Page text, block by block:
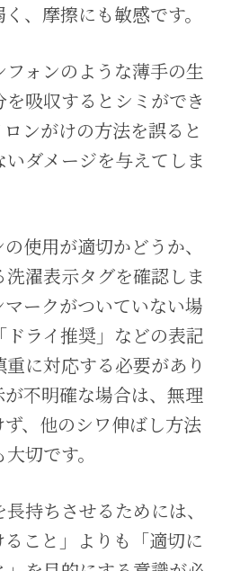
、摩擦にも敏感です。
ォンのような薄手の生
吸収するとシミができ
ンがけの方法を誤ると
ダメージを与えてしま
使用が適切かどうか、
濯表示タグを確認しま
マークがついていない場
ライ推奨」などの表記
に対応する必要があり
不明確な場合は、無理
、他のシワ伸ばし方法
切です。
持ちさせるためには、
ること」よりも「適切に